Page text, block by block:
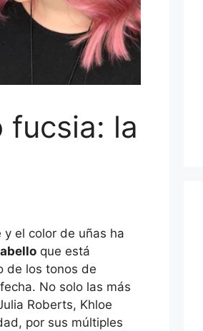
fucsia: la
el color de uñas ha
que está
de los tonos de
No solo las más
Roberts, Khloe
por sus múltiples